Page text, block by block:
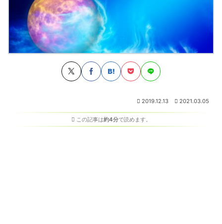
2019.12.13 2021.03.05
この記事は約4分で読めます。